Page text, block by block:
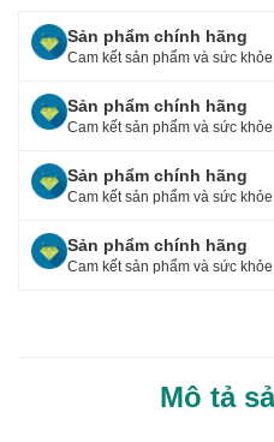
c
e
b
o
o
k
tt
er
ar
e
Sản phẩm chính hãng
Cam kết sản phẩm và sức khỏe
Sản phẩm chính hãng
Cam kết sản phẩm và sức khỏe
Sản phẩm chính hãng
Cam kết sản phẩm và sức khỏe
Sản phẩm chính hãng
Cam kết sản phẩm và sức khỏe
Mô tả